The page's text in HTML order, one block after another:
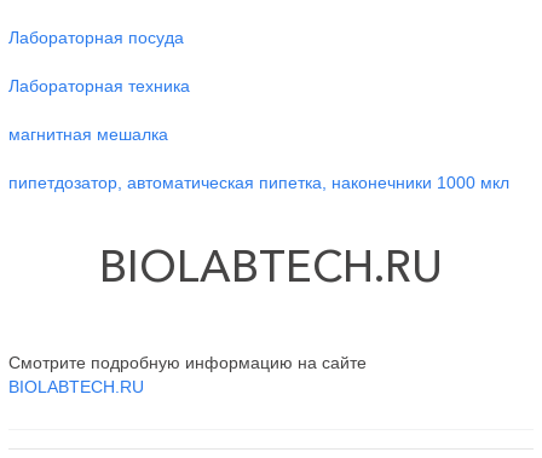
Лабораторная посуда
Лабораторная техника
магнитная мешалка
пипетдозатор, автоматическая пипетка, наконечники 1000 мкл
BIOLABTECH.RU
Смотрите подробную информацию на сайте
BIOLABTECH.RU